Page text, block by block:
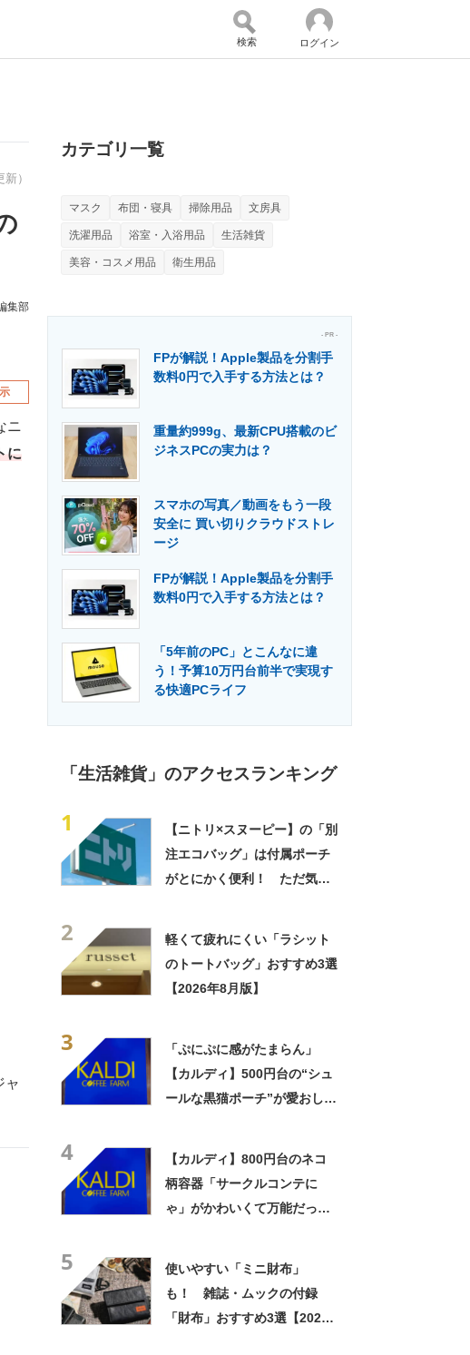
リーダーのコミュニティ
業のIT導入・活用を支援
ネルギーの専門メディア
検索 ログイン
）
集部
ニ
に
ャ
カテゴリ一覧
マスク 布団・寝具 掃除用品 文房具
洗濯用品 浴室・入浴用品 生活雑貨
美容・コスメ用品 衛生用品
- PR -
FPが解説！Apple製品を分割手
数料0円で入手する方法とは？
重量約999g、最新CPU搭載のビ
ジネスPCの実力は？
スマホの写真／動画をもう一段
安全に 買い切りクラウドストレ
ージ
FPが解説！Apple製品を分割手
数料0円で入手する方法とは？
「5年前のPC」とこんなに違
う！予算10万円台前半で実現す
る快適PCライフ
「生活雑貨」のアクセスランキング
1
【ニトリ×スヌーピー】の「別
注エコバッグ」は付属ポーチ
がとにかく便利！ ただ気に
2
軽くて疲れにくい「ラシット
のトートバッグ」おすすめ3選
【2026年8月版】
3
「ぷにぷに感がたまらん」
【カルディ】500円台の“シュ
ールな黒猫ポーチ”が愛おしい
4
【カルディ】800円台のネコ
柄容器「サークルコンテに
ゃ」がかわいくて万能だっ
5
使いやすい「ミニ財布」
も！ 雑誌・ムックの付録
「財布」おすすめ3選【2026